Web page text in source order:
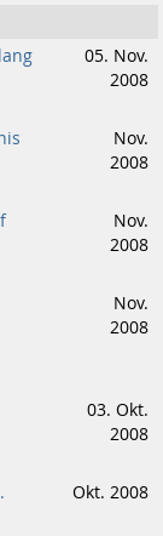
05. Nov.
2008
Nov.
2008
Nov.
2008
Nov.
2008
03. Okt.
2008
Okt. 2008